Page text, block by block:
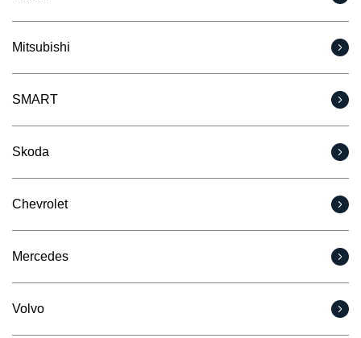
Mitsubishi
SMART
Skoda
Chevrolet
Mercedes
Volvo